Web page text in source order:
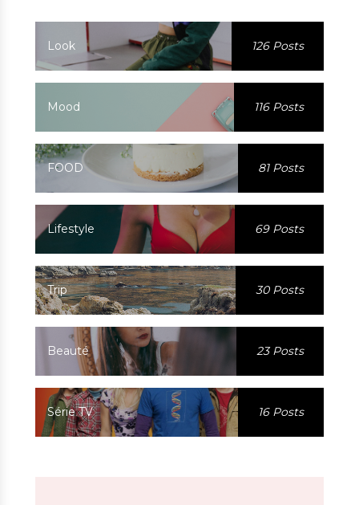
Look 126 Posts
Mood 116 Posts
FOOD 81 Posts
Lifestyle 69 Posts
Trip 30 Posts
Beauté 23 Posts
Série TV 16 Posts